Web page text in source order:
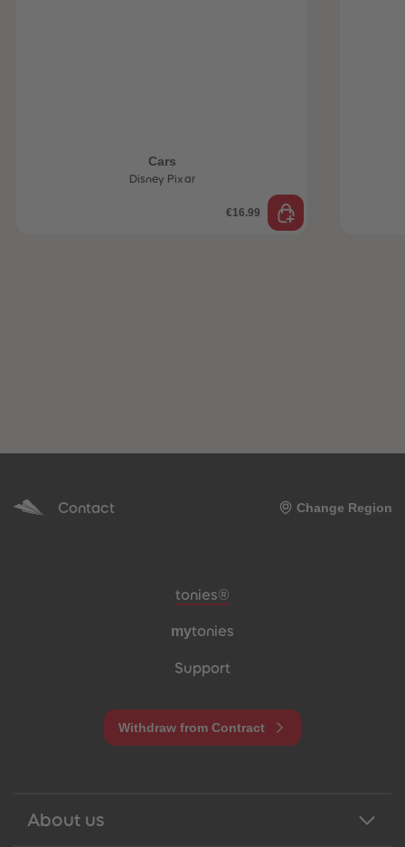
Cars
Disney Pixar
€16.99
Contact Change Region
Meta navigation footer
tonies®
mytonies
Support
Withdraw from Contract
About us